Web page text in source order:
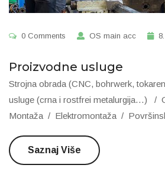
0 Comments OS main acc
Proizvodne usluge
Strojna obrada (CNC, bohrwerk,
usluge (crna i rostfrei metalurgija…) /
Montaža / Elektromontaža /
Saznaj Više